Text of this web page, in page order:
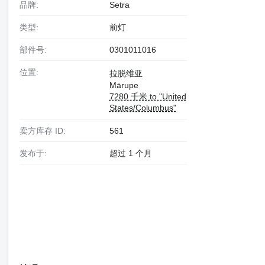
品牌: Setra
类型: 前灯
部件号: 0301011016
位置:
拉脱维亚
Mārupe
7280 千米 to "United
States/Columbus"
卖方库存 ID: 561
发布于: 超过 1 个月